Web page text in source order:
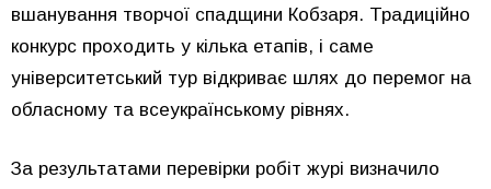
вшанування творчої спадщини Кобзаря. Традиційно
конкурс проходить у кілька етапів, і саме
університетський тур відкриває шлях до перемог на
обласному та всеукраїнському рівнях.
За результатами перевірки робіт журі визначило